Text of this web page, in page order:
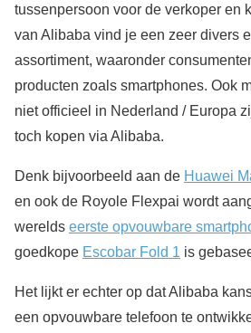
tussenpersoon voor de verkoper en
van Alibaba vind je een zeer divers
assortiment, waaronder
producten zoals smartphones. Ook
niet officieel in Nederland / Europa
toch kopen via Alibaba.
Denk bijvoorbeeld aan de Huawei
en ook de Royole Flexpai wordt
werelds eerste opvouwbare
goedkope Escobar Fold 1 is
Het lijkt er echter op dat Alibaba
een opvouwbare telefoon te